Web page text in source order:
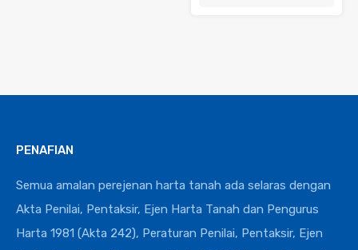
PENAFIAN
Semua amalan perejenan harta tanah ada selaras dengan
Akta Penilai, Pentaksir, Ejen Harta Tanah dan Pengurus
Harta 1981 (Akta 242), Peraturan Penilai, Pentaksir, Ejen